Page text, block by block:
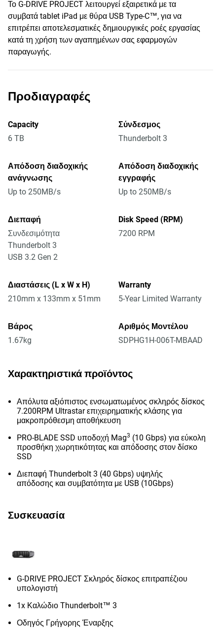
Το G-DRIVE PROJECT λειτουργεί εξαιρετικά με τα
συμβατά tablet iPad με θύρα USB Type-C™, για να
επιτρέπει αποτελεσματικές δημιουργικές ροές εργασίας
κατά τη χρήση των αγαπημένων σας εφαρμογών
παραγωγής.
Προδιαγραφές
Capacity
6 TB
Σύνδεσμος
Thunderbolt 3
Απόδοση διαδοχικής
ανάγνωσης
Up to 250MB/s
Απόδοση διαδοχικής
εγγραφής
Up to 250MB/s
Διεπαφή
Συνδεσιμότητα
Thunderbolt 3
USB 3.2 Gen 2
Disk Speed (RPM)
7200 RPM
Διαστάσεις (L x W x H)
210mm x 133mm x 51mm
Warranty
5-Year Limited Warranty
Βάρος
1.67kg
Αριθμός Μοντέλου
SDPHG1H-006T-MBAAD
Χαρακτηριστικά προϊόντος
Απόλυτα αξιόπιστος ενσωματωμένος σκληρός δίσκος
7.200RPM Ultrastar επιχειρηματικής κλάσης για
μακροπρόθεσμη αποθήκευση
PRO-BLADE SSD υποδοχή Mag3 (10 Gbps) για εύκολη
προσθήκη χωρητικότητας και απόδοσης στον δίσκο
SSD
Διεπαφή Thunderbolt 3 (40 Gbps) υψηλής
απόδοσης και συμβατότητα με USB (10Gbps)
Συσκευασία
G-DRIVE PROJECT Σκληρός δίσκος επιτραπέζιου
υπολογιστή
1x Καλώδιο Thunderbolt™ 3
Οδηγός Γρήγορης Έναρξης